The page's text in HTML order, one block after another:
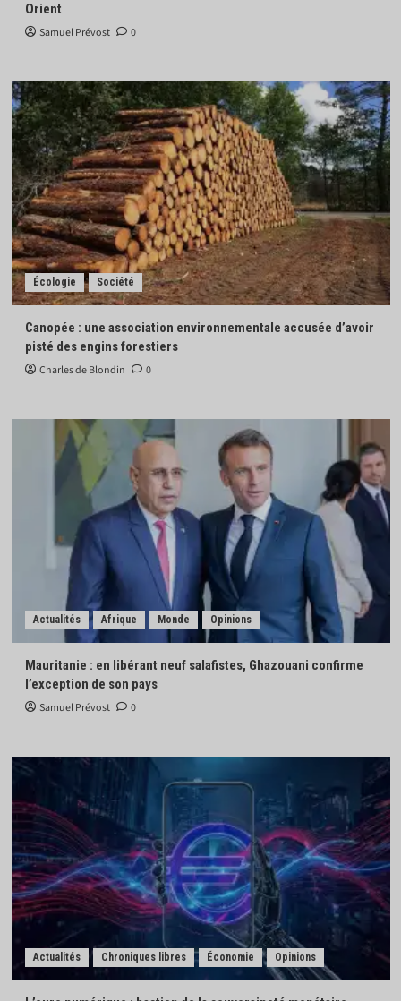
Orient
Samuel Prévost 0
Écologie Société
Canopée : une association environnementale accusée d’avoir
pisté des engins forestiers
Charles de Blondin 0
Actualités Afrique Monde Opinions
Mauritanie : en libérant neuf salafistes, Ghazouani confirme
l’exception de son pays
Samuel Prévost 0
Actualités Chroniques libres Économie Opinions